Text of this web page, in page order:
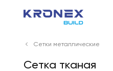
Сетки металлические
Сетка тканая